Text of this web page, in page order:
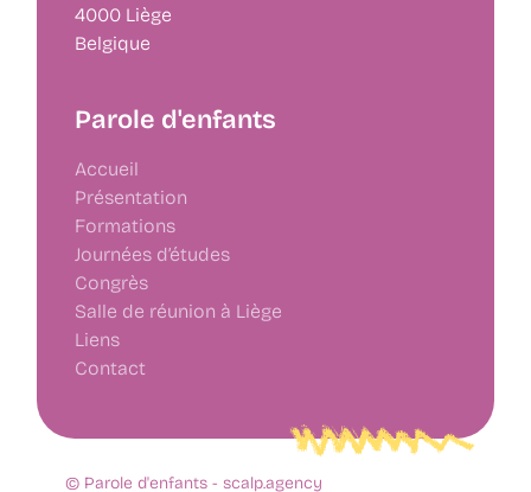
4000 Liège
Belgique
Parole d'enfants
Accueil
Présentation
Formations
Journées d’études
Congrès
Salle de réunion à Liège
Liens
Contact
© Parole d'enfants -scalp.agency